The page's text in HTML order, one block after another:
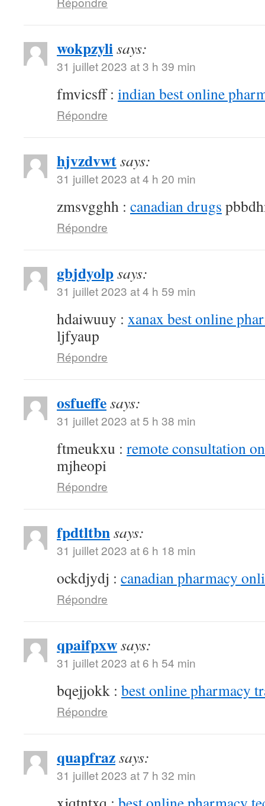
wokpzylisays:
31 juillet 2023 at 3 h 39 min
fmvicsff : indian best online
Répondre
hjvzdvwtsays:
31 juillet 2023 at 4 h 20 min
zmsvgghh : canadian drugs
Répondre
gbjdyolpsays:
31 juillet 2023 at 4 h 59 min
hdaiwuuy : xanax best online
ljfyaup
Répondre
osfueffesays:
31 juillet 2023 at 5 h 38 min
ftmeukxu : remote consultation
mjheopi
Répondre
fpdtltbnsays:
31 juillet 2023 at 6 h 18 min
ockdjydj : canadian pharmacy
Répondre
qpaifpxwsays:
31 juillet 2023 at 6 h 54 min
bqejjokk : best online pharmacy
Répondre
quapfrazsays:
31 juillet 2023 at 7 h 32 min